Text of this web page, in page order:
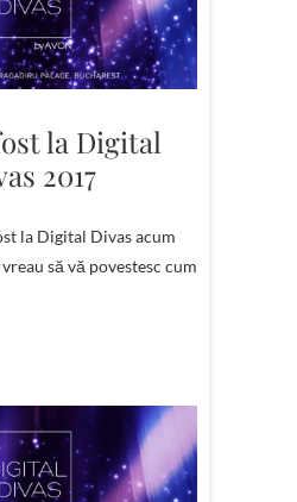
la Digital
2017
la Digital Divas acum
să vă povestesc cum